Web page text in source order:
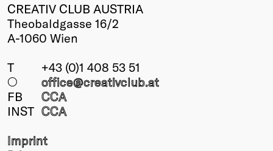
CREATIV CLUB AUSTRIA
Theobaldgasse 16/2
A-1060 Wien
T
+43 (0)1 408 53 51
○
office@creativclub.at
FB
CCA
INST CCA
Imprint